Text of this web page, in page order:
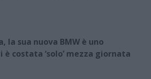
la sua nuova BMW è uno
costata ‘solo’ mezza giornata